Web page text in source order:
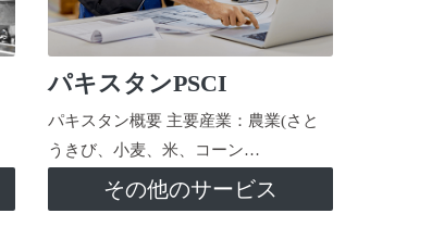
パキスタンPSCI
パキスタン概要 主要産業：農業(さと
うきび、小麦、米、コーン…
その他のサービス